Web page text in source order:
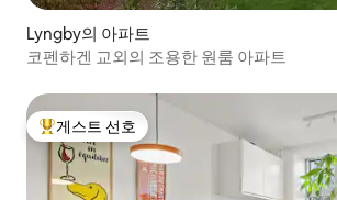
Lyngby의 아파트
코펜하겐 교외의 조용한 원룸 아파트
상위 게스트 선호
게스트 선호